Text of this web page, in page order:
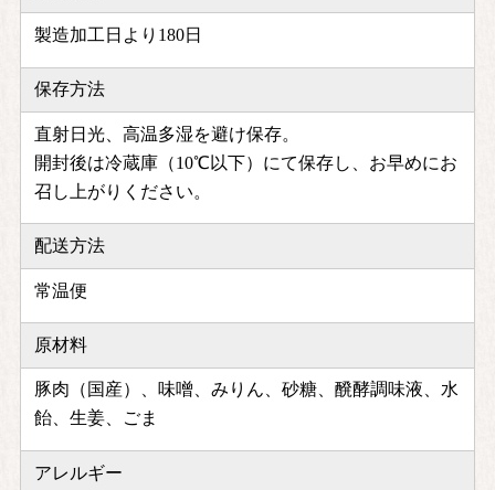
製造加工日より180日
保存方法
直射日光、高温多湿を避け保存。
開封後は冷蔵庫（10℃以下）にて保存し、お早めにお
召し上がりください。
配送方法
常温便
原材料
豚肉（国産）、味噌、みりん、砂糖、醗酵調味液、水
飴、生姜、ごま
アレルギー